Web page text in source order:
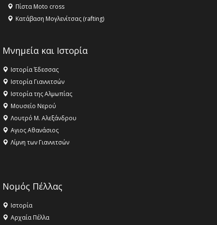
Πίστα Moto cross
Κατάβαση Μογλενίτσας (rafting)
Μνημεία και Ιστορία
Ιστορία Έδεσσας
Ιστορία Γιαννιτσών
Ιστορία της Αλμωπίας
Μουσείο Νερού
Λουτρό Μ. Αλεξάνδρου
Αγιος Αθανάσιος
Λίμνη των Γιαννιτσών
Νομός Πέλλας
Ιστορία
Αρχαία Πέλλα